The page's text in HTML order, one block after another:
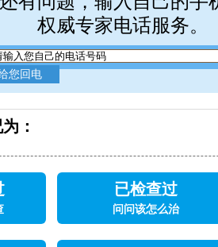
权威专家电话服务。
：
已检查过
问问该怎么治